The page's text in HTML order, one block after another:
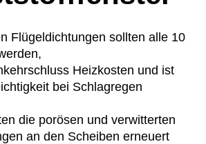
Flügeldichtungen sollten alle 10
Heizkosten und ist
bei Schlagregen
die porösen und verwitterten
an den Scheiben erneuert